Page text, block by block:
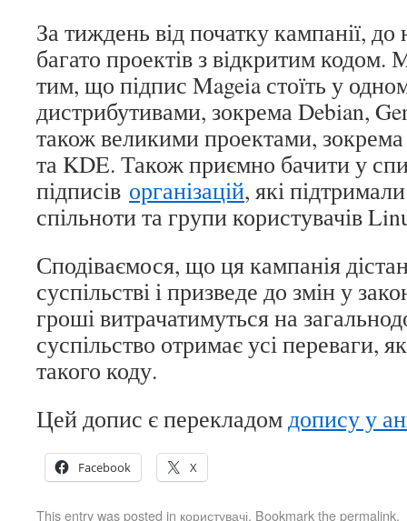
За тиждень від початку кампанії, до
багато проектів з відкритим
тим, що підпис Mageia стоїть у
дистрибутивами, зокрема Debian,
також великими проектами,
та KDE. Також приємно бачити у
підписів організацій, які
спільноти та групи користувачів
Сподіваємося, що ця кампанія
суспільстві і призведе до змін у
гроші витрачатимуться на
суспільство отримає усі переваги,
такого коду.
Цей допис є перекладомдопису у
Facebook X
This entry was posted in користувачі. Bookmark thepermalink.